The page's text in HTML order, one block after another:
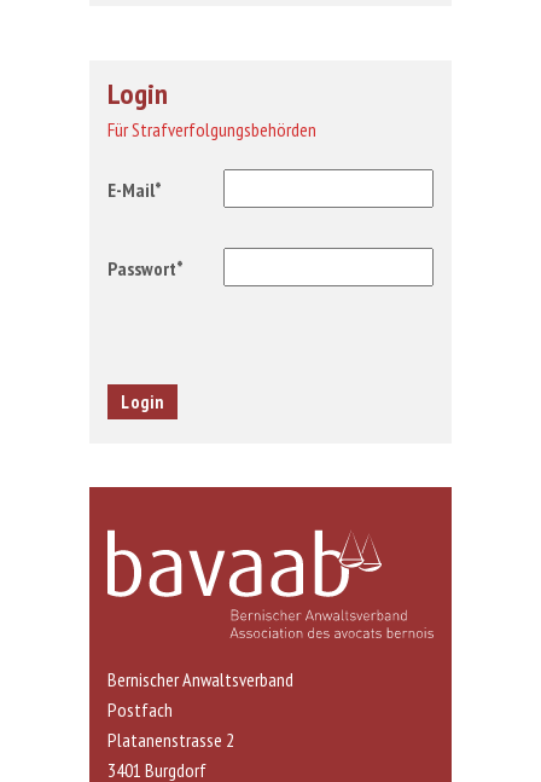
Login
Für Strafverfolgungsbehörden
E-Mail*
Passwort*
Bernischer Anwaltsverband
Postfach
Platanenstrasse 2
3401 Burgdorf